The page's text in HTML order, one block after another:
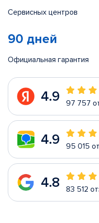
Сервисных центров
90 дней
Официальная гарантия
4.9 97 757
4.9 95 015
4.8 83 512